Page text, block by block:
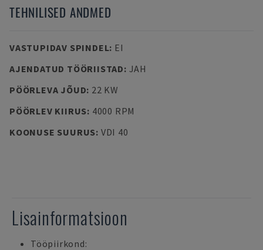
TEHNILISED ANDMED
VASTUPIDAV SPINDEL: EI
AJENDATUD TÖÖRIISTAD: JAH
PÖÖRLEVA JÕUD: 22 KW
PÖÖRLEV KIIRUS: 4000 RPM
KOONUSE SUURUS: VDI 40
Lisainformatsioon
Tööpiirkond: